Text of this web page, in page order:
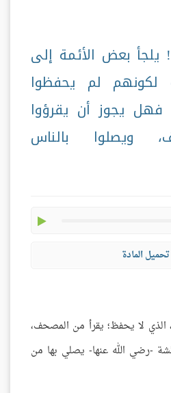
بعض الأئمة إلى
لكونهم لم يحفظوا
فهل يجوز أن يقرؤوا
ويصلوا بالناس
تحميل المادة
لا يحفظ؛ يقرأ من المصحف،
-رضي الله عنها- يصلي بها من